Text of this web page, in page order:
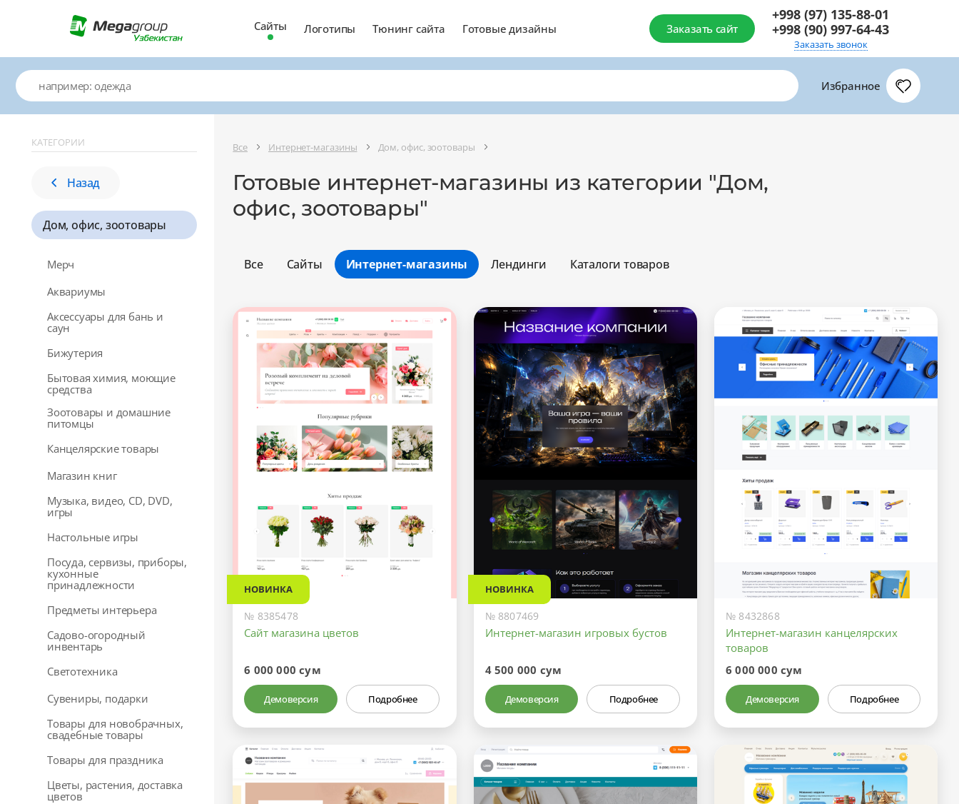
Сайты Логотипы Тюнинг сайта Готовые дизайны Заказать сайт
+998 (97) 135-88-01
+998 (90) 997-64-43
Заказать звонок
Избранное
КАТЕГОРИИ
Назад
Дом, офис, зоотовары
Мерч
Аквариумы
Аксессуары для бань и
саун
Бижутерия
Бытовая химия, моющие
средства
Зоотовары и домашние
питомцы
Канцелярские товары
Магазин книг
Музыка, видео, CD, DVD,
игры
Настольные игры
Посуда, сервизы, приборы,
кухонные
принадлежности
Предметы интерьера
Садово-огородный
инвентарь
Светотехника
Сувениры, подарки
Товары для новобрачных,
свадебные товары
Товары для праздника
Цветы, растения, доставка
цветов
Все Интернет-магазины Дом, офис, зоотовары
Готовые интернет-магазины из категории "Дом,
офис, зоотовары"
Все Сайты
Оптимальный
Максимальный
Интернет-магазины Лендинги Каталоги товаров
НОВИНКА
№ 8385478
Сайт магазина цветов
6 000 000 сум
Демоверсия Подробнее
НОВИНКА
№ 8807469
Интернет-магазин игровых бустов
4 500 000 сум
Демоверсия Подробнее
№ 8432868
Интернет-магазин канцелярских
товаров
6 000 000 сум
Демоверсия Подробнее